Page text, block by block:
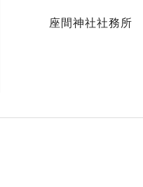
座間神社社務所